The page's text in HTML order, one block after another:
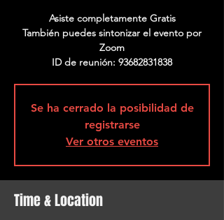
Asiste completamente Gratis
También puedes sintonizar el evento por
Zoom
ID de reunión: 93682831838
Se ha cerrado la posibilidad de
registrarse
Ver otros eventos
Time & Location